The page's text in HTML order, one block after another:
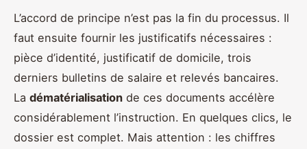
L’accord de principe n’est pas la fin du processus. Il
faut ensuite fournir les justificatifs nécessaires :
pièce d’identité, justificatif de domicile, trois
derniers bulletins de salaire et relevés bancaires.
La dématérialisation de ces documents accélère
considérablement l’instruction. En quelques clics, le
dossier est complet. Mais attention : les chiffres